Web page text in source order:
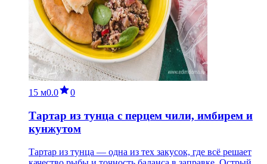
15 м0.0 0
Тартар из тунца с перцем чили, имбирем и
кунжутом
Тартар из тунца — одна из тех закусок, где всё решает